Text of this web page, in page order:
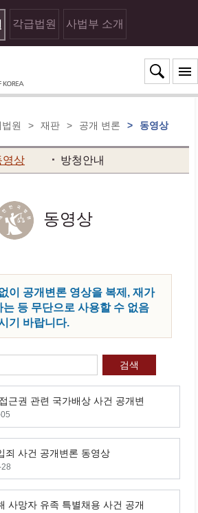
각급법원 사법부 소개
원 > 재판 > 공개 변론 > 동영상
영상 방청안내
동영상
이 공개변론 영상을 복제, 재가
는 등 무단으로 사용할 수 없음
기 바랍니다.
검색
근권 관련 국가배상 사건 공개변
죄 사건 공개변론 동영상
사망자 유족 특별채용 사건 공개